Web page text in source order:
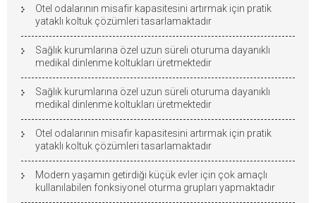
Otel odalarının misafir kapasitesini artırmak için pratik
yataklı koltuk çözümleri tasarlamaktadır
Sağlık kurumlarına özel uzun süreli oturuma dayanıklı
medikal dinlenme koltukları üretmektedir
Sağlık kurumlarına özel uzun süreli oturuma dayanıklı
medikal dinlenme koltukları üretmektedir
Otel odalarının misafir kapasitesini artırmak için pratik
yataklı koltuk çözümleri tasarlamaktadır
Modern yaşamın getirdiği küçük evler için çok amaçlı
kullanılabilen fonksiyonel oturma grupları yapmaktadır